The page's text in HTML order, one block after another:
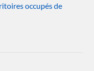
occupés de